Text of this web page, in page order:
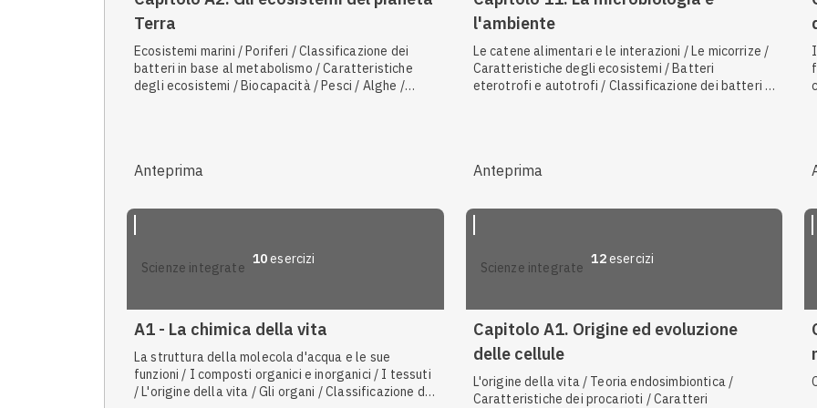
Terra
Ecosistemi marini / Poriferi / Classificazione dei
batteri in base al metabolismo / Caratteristiche
degli ecosistemi / Biocapacità / Pesci / Alghe /
Fattori biotici e abiotici
Anteprima
l'ambiente
Le catene alimentari e le interazioni / Le micorrize /
Caratteristiche degli ecosistemi / Batteri
eterotrofi e autotrofi / Classificazione dei batteri in
Anteprima
scienze integrate
10 esercizi
A1 - La chimica della vita
La struttura della molecola d'acqua e le sue
funzioni / I composti organici e inorganici / I tessuti
/ L'origine della vita / Gli organi / Classificazione dei
scienze integrate
12esercizi
Capitolo A1. Origine ed evoluzione
delle cellule
L'origine della vita / Teoria endosimbiontica /
Caratteristiche dei procarioti / Caratteri